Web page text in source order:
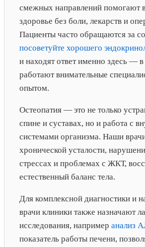
смежных направлений помогают
здоровье без боли, лекарств и
Пациенты часто обращаются за
посоветуйте хорошего
и находят ответ именно здесь — в
работают внимательные
опытом.
Остеопатия — это не только
спине и суставах, но и работа с
системами организма. Наши
хронической усталости,
стрессах и проблемах с ЖКТ,
естественный баланс тела.
Для комплексной диагностики и
врачи клиники также назначают
исследования, например анализ
показатель работы печени,